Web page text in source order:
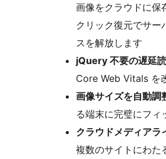
画像をクラウドに保
クリック復元でサー
スを解放します
jQuery 不要の遅延
Core Web Vitals を
画像サイズを自動調
る端末に完璧にフィ
クラウドメディアラ
複数のサイトにわた